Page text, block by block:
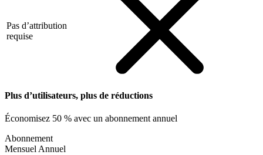
Pas d’attribution
requise
Plus d’utilisateurs, plus de réductions
Économisez 50 % avec un abonnement annuel
Abonnement
Mensuel Annuel